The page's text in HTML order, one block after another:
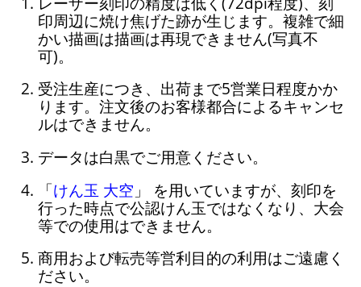
印周辺に焼け焦げた跡が生じます。複雑で細
かい描画は描画は再現できません(写真不
可)。
受注生産につき、出荷まで5営業日程度かか
ります。注文後のお客様都合によるキャンセ
ルはできません。
データは白黒でご用意ください。
「けん玉 大空 」 を用いていますが、刻印を
行った時点で公認けん玉ではなくなり、大会
等での使用はできません。
商用および転売等営利目的の利用はご遠慮く
ださい。